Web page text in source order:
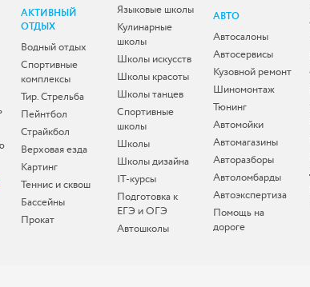
АКТИВНЫЙ
ОТДЫХ
Водный отдых
Спортивные
комплексы
Тир. Стрельба
Пейнтбол
Страйкбол
Верховая езда
Картинг
Теннис и сквош
Бассейны
Прокат
Языковые школы
Кулинарные
школы
Школы искусств
Школы красоты
Школы танцев
Спортивные
школы
Школы
Школы дизайна
IT-курсы
Подготовка к
ЕГЭ и ОГЭ
Автошколы
АВТО
Автосалоны
Автосервисы
Кузовной ремонт
Шиномонтаж
Тюнинг
Автомойки
Автомагазины
Авторазборы
Автоломбарды
Автоэкспертиза
Помощь на
дороге